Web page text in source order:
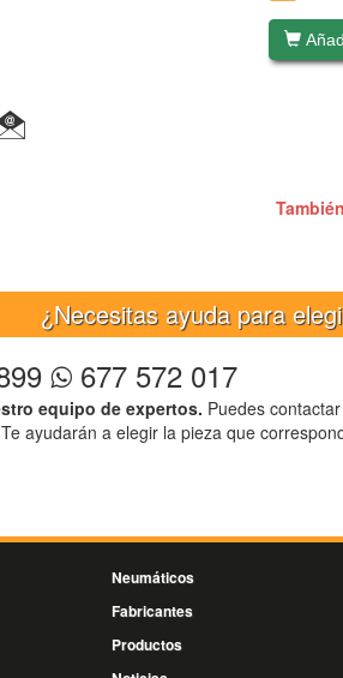
¿Necesitas ayuda para
677 572 017
equipo de expertos. Puedes
ayudarán a elegir la pieza que
Neumáticos
Fabricantes
Productos